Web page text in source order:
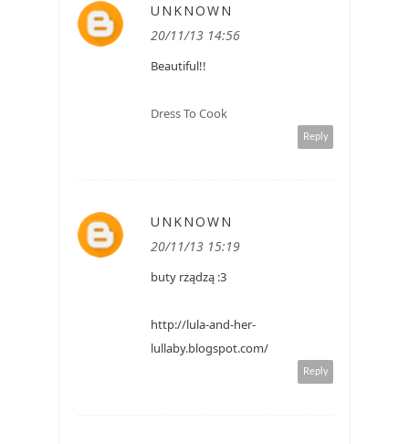
UNKNOWN
20/11/13 14:56
Beautiful!!
Dress To Cook
Reply
UNKNOWN
20/11/13 15:19
buty rządzą :3
http://lula-and-her-
lullaby.blogspot.com/
Reply